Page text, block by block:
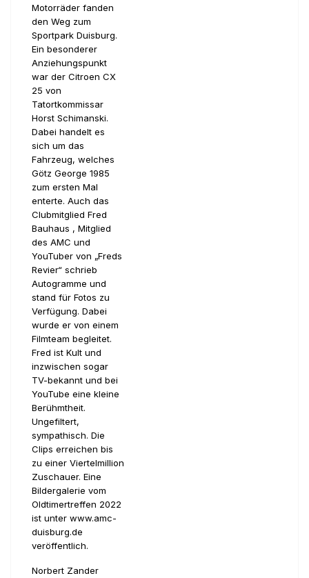
Motorräder fanden
den Weg zum
Sportpark Duisburg.
Ein besonderer
Anziehungspunkt
war der Citroen CX
25 von
Tatortkommissar
Horst Schimanski.
Dabei handelt es
sich um das
Fahrzeug, welches
Götz George 1985
zum ersten Mal
enterte. Auch das
Clubmitglied Fred
Bauhaus , Mitglied
des AMC und
YouTuber von „Freds
Revier“ schrieb
Autogramme und
stand für Fotos zu
Verfügung. Dabei
wurde er von einem
Filmteam begleitet.
Fred ist Kult und
inzwischen sogar
TV-bekannt und bei
YouTube eine kleine
Berühmtheit.
Ungefiltert,
sympathisch. Die
Clips erreichen bis
zu einer Viertelmillion
Zuschauer. Eine
Bildergalerie vom
Oldtimertreffen 2022
ist unter www.amc-
duisburg.de
veröffentlich.
Norbert Zander